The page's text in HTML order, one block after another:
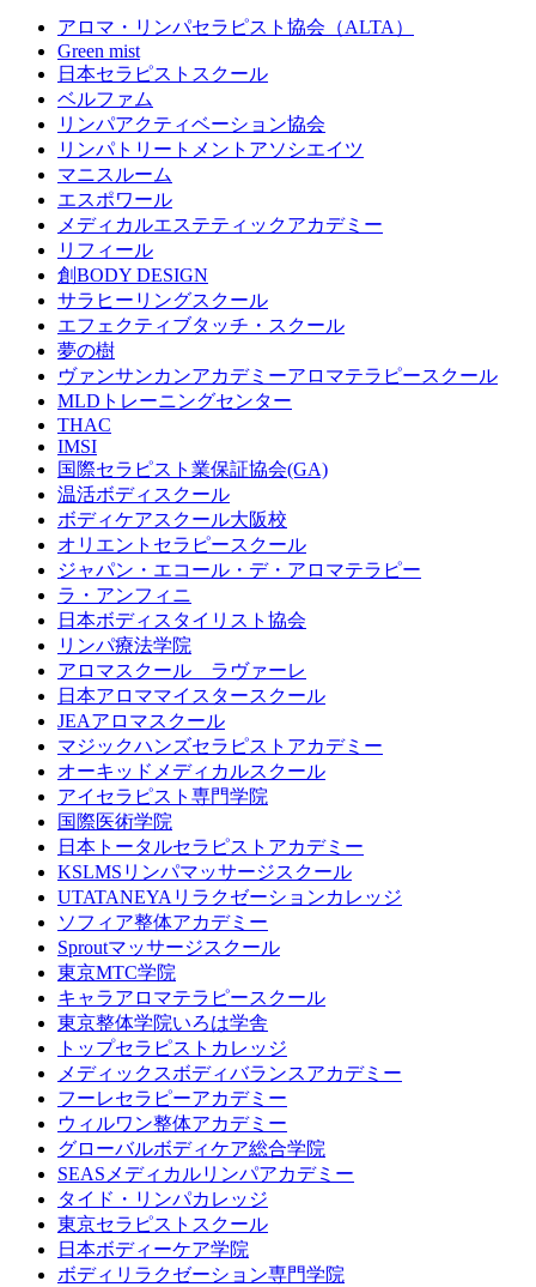
アロマ・リンパセラピスト協会（ALTA）
Green mist
日本セラピストスクール
ベルファム
リンパアクティベーション協会
リンパトリートメントアソシエイツ
マニスルーム
エスポワール
メディカルエステティックアカデミー
リフィール
創BODY DESIGN
サラヒーリングスクール
エフェクティブタッチ・スクール
夢の樹
ヴァンサンカンアカデミーアロマテラピースクール
MLDトレーニングセンター
THAC
IMSI
国際セラピスト業保証協会(GA)
温活ボディスクール
ボディケアスクール大阪校
オリエントセラピースクール
ジャパン・エコール・デ・アロマテラピー
ラ・アンフィニ
日本ボディスタイリスト協会
リンパ療法学院
アロマスクール ラヴァーレ
日本アロママイスタースクール
JEAアロマスクール
マジックハンズセラピストアカデミー
オーキッドメディカルスクール
アイセラピスト専門学院
国際医術学院
日本トータルセラピストアカデミー
KSLMSリンパマッサージスクール
UTATANEYAリラクゼーションカレッジ
ソフィア整体アカデミー
Sproutマッサージスクール
東京MTC学院
キャラアロマテラピースクール
東京整体学院いろは学舎
トップセラピストカレッジ
メディックスボディバランスアカデミー
フーレセラピーアカデミー
ウィルワン整体アカデミー
グローバルボディケア総合学院
SEASメディカルリンパアカデミー
タイド・リンパカレッジ
東京セラピストスクール
日本ボディーケア学院
ボディリラクゼーション専門学院